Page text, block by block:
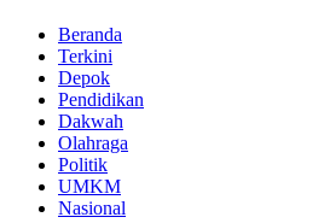
Beranda
Terkini
Depok
Pendidikan
Dakwah
Olahraga
Politik
UMKM
Nasional